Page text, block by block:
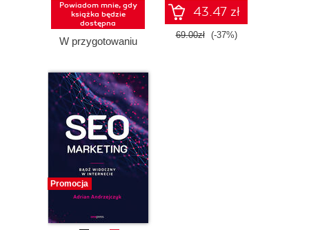
Powiadom mnie, gdy
książka będzie
dostępna
W przygotowaniu
43.47 zł
69.00zł (-37%)
Promocja